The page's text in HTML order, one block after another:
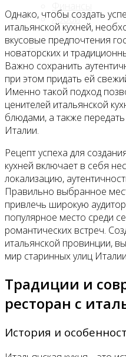
Хобби
Блог
Контакты
Однако, чтобы создать
итальянской кухней,
вкусовые предпочтения
новаторских и
Важно сохранить
при этом придать ей
Именно такой подход
ценителей итальянской
блюдами, а также
Италии.
Рецепт успеха для
кухней включает в себя
локализацию,
Правильно выбранное
привлечь широкую
популярное место среди
романтических встреч.
итальянской провинции,
мир старинных улиц
Традиции и
ресторан с
История и